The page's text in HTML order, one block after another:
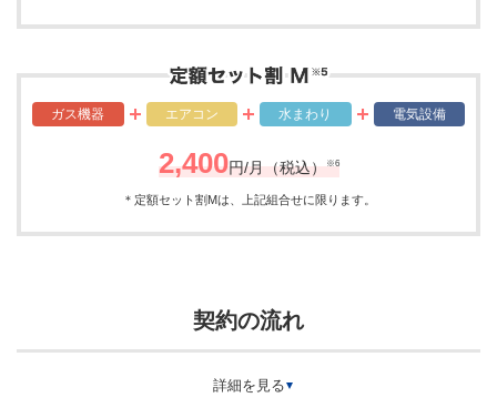
ガス機器 エアコン 水まわり 電気設備
2,400円/月（税込） ※6
＊定額セット割Mは、上記組合せに限ります。
契約の流れ
詳細を見る